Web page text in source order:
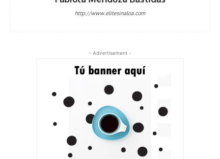
http://www.elitesinaloa.com
- Advertisement -